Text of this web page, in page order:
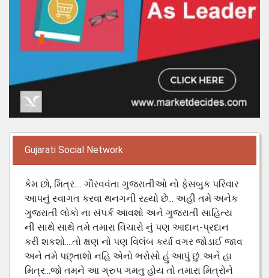
Gujarati Social Network
કેમ છો, મિત્ર.... ગૌરવવંતા ગુજરાતીઓ નો ફેસબુક પરિવાર
આપનું સ્વાગત કરવા થનગની રહ્યો છે... અહી તમે અનેક
ગુજરાતી લોકો ના સંપર્ક આવશો અને ગુજરાતી સાહિત્ય
ની સાથે સાથે તમે તમારા વિચારો નું પણ આદાન-પ્રદાન
કરી શકશો....તો ક્ષણ નો પણ વિલંબ કર્યા વગર જોડાઈ જાવ
અને તમે પછ્તાશો નહિ એનો ભરોસો હું આપું છું..અને હા
મિત્ર...જો તમને આ ગ્રુપ ગમતુ હોય તો તમારા મિત્રોને